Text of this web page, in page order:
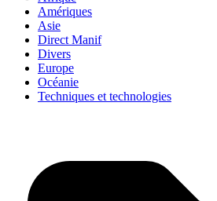
Amériques
Asie
Direct Manif
Divers
Europe
Océanie
Techniques et technologies